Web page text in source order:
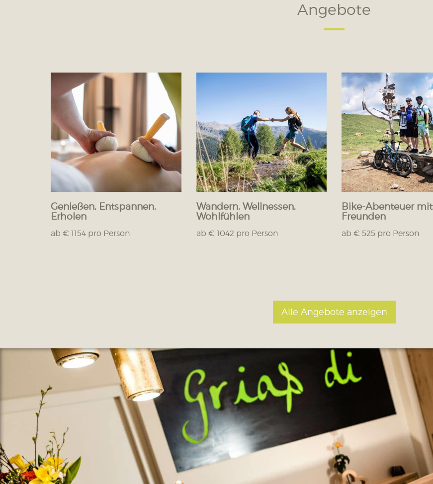
Angebote
Genießen, Entspannen,
Erholen
ab € 1154 pro Person
Wandern, Wellnessen,
Wohlfühlen
ab € 1042 pro Person
Bike-Abenteuer mit
Freunden
ab € 525 pro Person
Alle Angebote anzeigen